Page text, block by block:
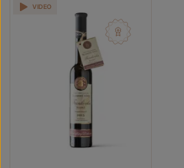
VIDEO